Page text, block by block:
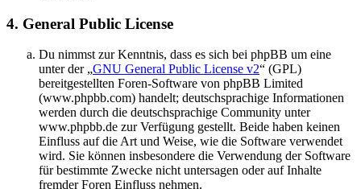
4. General Public License
Du nimmst zur Kenntnis, dass es sich bei phpBB um eine
unter der „GNU General Public License v2“ (GPL)
bereitgestellten Foren-Software von phpBB Limited
(www.phpbb.com) handelt; deutschsprachige Informationen
werden durch die deutschsprachige Community unter
www.phpbb.de zur Verfügung gestellt. Beide haben keinen
Einfluss auf die Art und Weise, wie die Software verwendet
wird. Sie können insbesondere die Verwendung der Software
für bestimmte Zwecke nicht untersagen oder auf Inhalte
fremder Foren Einfluss nehmen.